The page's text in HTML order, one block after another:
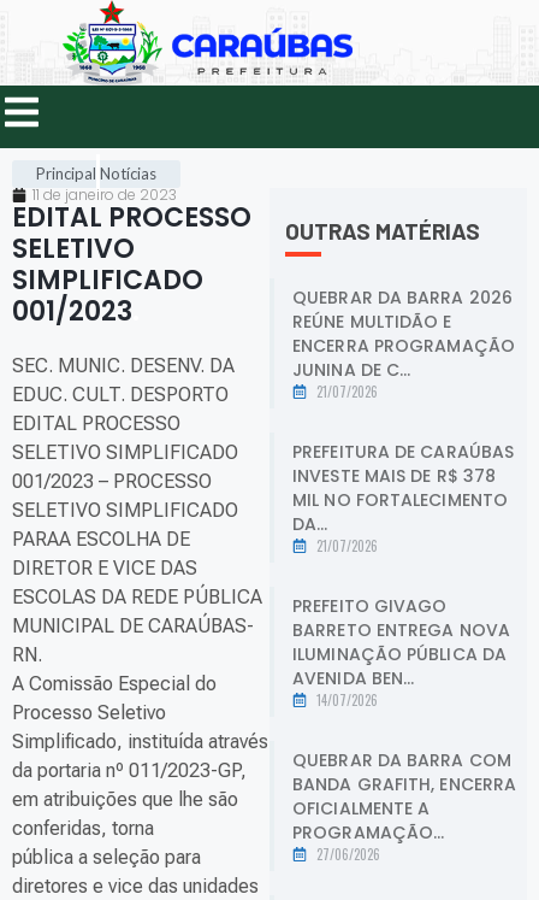
Principal Notícias
11 de janeiro de 2023
EDITAL PROCESSO
SELETIVO
SIMPLIFICADO
001/2023
SEC. MUNIC. DESENV. DA
EDUC. CULT. DESPORTO
EDITAL PROCESSO
SELETIVO SIMPLIFICADO
001/2023 – PROCESSO
SELETIVO SIMPLIFICADO
PARAA ESCOLHA DE
DIRETOR E VICE DAS
ESCOLAS DA REDE PÚBLICA
MUNICIPAL DE CARAÚBAS-
RN.
A Comissão Especial do
Processo Seletivo
Simplificado, instituída através
da portaria nº 011/2023-GP,
em atribuições que lhe são
conferidas, torna
pública a seleção para
diretores e vice das unidades
OUTRAS MATÉRIAS
QUEBRAR DA BARRA 2026
REÚNE MULTIDÃO E
ENCERRA PROGRAMAÇÃO
JUNINA DE C...
21/07/2026
PREFEITURA DE CARAÚBAS
INVESTE MAIS DE R$ 378
MIL NO FORTALECIMENTO
DA...
21/07/2026
PREFEITO GIVAGO
BARRETO ENTREGA NOVA
ILUMINAÇÃO PÚBLICA DA
AVENIDA BEN...
14/07/2026
QUEBRAR DA BARRA COM
BANDA GRAFITH, ENCERRA
OFICIALMENTE A
PROGRAMAÇÃO...
27/06/2026